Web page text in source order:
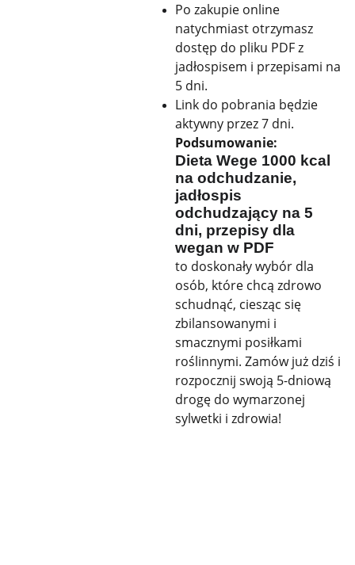
Po zakupie online
natychmiast otrzymasz
dostęp do pliku PDF z
jadłospisem i przepisami na
5 dni.
Link do pobrania będzie
aktywny przez 7 dni.
Podsumowanie:
Dieta Wege 1000 kcal
na odchudzanie,
jadłospis
odchudzający na 5
dni, przepisy dla
wegan w PDF
to doskonały wybór dla
osób, które chcą zdrowo
schudnąć, ciesząc się
zbilansowanymi i
smacznymi posiłkami
roślinnymi. Zamów już dziś i
rozpocznij swoją 5-dniową
drogę do wymarzonej
sylwetki i zdrowia!